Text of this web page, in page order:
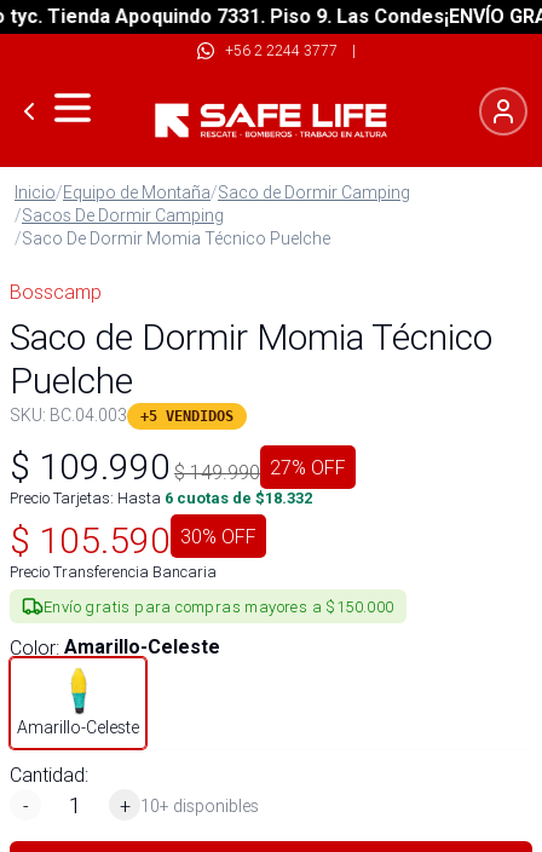
Tienda Apoquindo 7331. Piso 9. Las Condes¡ENVÍO
+56 2 2244 3777 |
Inicio/Equipo de Montaña/Saco de Dormir Camping
/Sacos De Dormir Camping
/Saco De Dormir Momia Técnico Puelche
Bosscamp
Saco de Dormir Momia Técnico
Puelche
SKU: BC.04.003 +5 VENDIDOS
$ 109.990 $149.990 27% OFF
Precio Tarjetas: Hasta 6 cuotas de $18.332
$ 105.590 30% OFF
Precio Transferencia Bancaria
Envío gratis para compras mayores a $150.000
Color: Amarillo-Celeste
Amarillo-Celeste
Cantidad:
-
+ 10+ disponibles